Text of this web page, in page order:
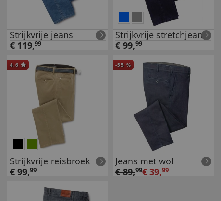
Strijkvrije jeans
€ 119,99
Strijkvrije stretchjeans
€ 99,99
4.6
Strijkvrije reisbroek
€ 99,99
-55 %
Jeans met wol
€89,99€ 39,99